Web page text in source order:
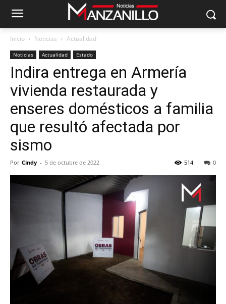
Inicio Noticias Actualidad
Noticias Actualidad Estado
Indira entrega en Armería
vivienda restaurada y
enseres domésticos a familia
que resultó afectada por
sismo
Por Cindy - 5 de octubre de 2022 0
514